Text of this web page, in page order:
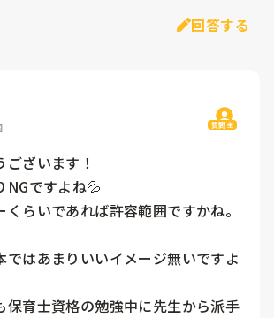
回答する
質問主
ざいます！
NGですよね💦
らいであれば許容範囲ですかね。
ではあまりいいイメージ無いですよ
保育士資格の勉強中に先生から派手